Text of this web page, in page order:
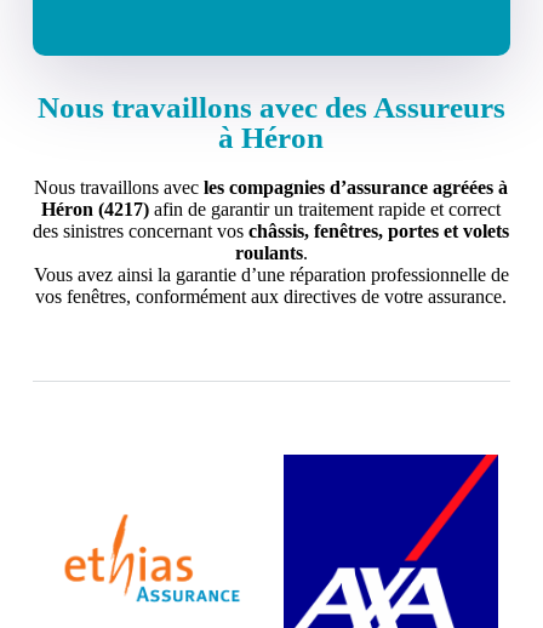
Nous travaillons avec des Assureurs
à Héron
Nous travaillons avec les compagnies d’assurance agréées à
Héron (4217)afin de garantir un traitement rapide et correct
des sinistres concernant voschâssis, fenêtres, portes et volets
roulants.
Vous avez ainsi la garantie d’une réparation professionnelle de
vos fenêtres, conformément aux directives de votre assurance.